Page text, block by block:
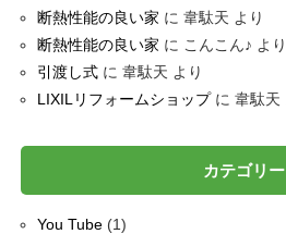
断熱性能の良い家 に 韋駄天 より
断熱性能の良い家 に こんこん♪ より
引渡し式に 韋駄天 より
LIXILリフォームショップに 韋駄天
カテゴリー
You Tube(1)